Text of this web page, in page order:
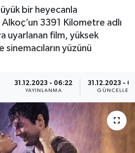
bir heyecanla
3391 Kilometre adlı
uyarlanan film, yüksek
yüzünü
31.12.2023 - 06:22
YAYINLANMA
31.12.2023 -